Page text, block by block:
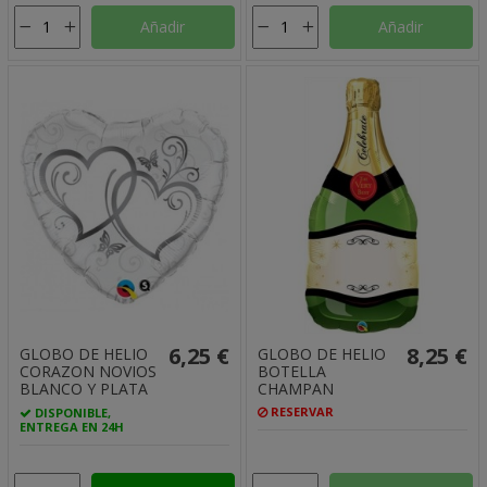
Añadir Añadir
GLOBO DE HELIO
CORAZON NOVIOS
BLANCO Y PLATA
DISPONIBLE,
ENTREGA EN 24H
6,25 €
GLOBO DE HELIO
BOTELLA
CHAMPAN
RESERVAR
8,25 €